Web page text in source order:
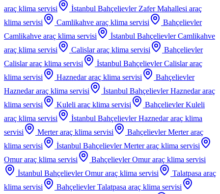
araç klima servisi
İstanbul Bahçelievler Zafer Mahallesi araç
klima servisi
Camlikahve araç klima servisi
Bahçelievler
Camlikahve araç klima servisi
İstanbul Bahçelievler Camlikahve
araç klima servisi
Calislar araç klima servisi
Bahçelievler
Calislar araç klima servisi İstanbul Bahçelievler Calislar araç
klima servisi
Haznedar araç klima servisi
Bahçelievler
Haznedar araç klima servisi İstanbul Bahçelievler Haznedar araç
klima servisi
Kuleli araç klima servisi
Bahçelievler Kuleli
araç klima servisi
İstanbul Bahçelievler Haznedar araç klima
servisi
Merter araç klima servisi Bahçelievler Merter araç
klima servisi
İstanbul Bahçelievler Merter araç klima servisi
Omur araç klima servisi Bahçelievler Omur araç klima servisi
İstanbul Bahçelievler Omur araç klima servisi Talatpasa araç
klima servisi
Bahçelievler Talatpasa araç klima servisi